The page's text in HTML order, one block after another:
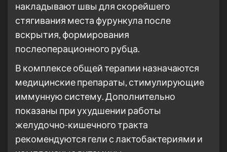
накладывают швы для скорейшего
стягивания места фурункула после
вскрытия, формирования
послеоперационного рубца.
В комплексе общей терапии назначаются
медицинские препараты, стимулирующие
иммунную систему. Дополнительно
показаны при ухудшении работы
желудочно-кишечного тракта
рекомендуются гели с лактобактериями и